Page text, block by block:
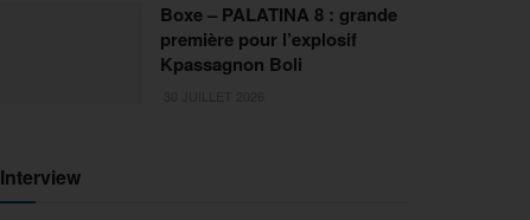
Boxe – PALATINA 8 : grande
première pour l’explosif
Kpassagnon Boli
Interview